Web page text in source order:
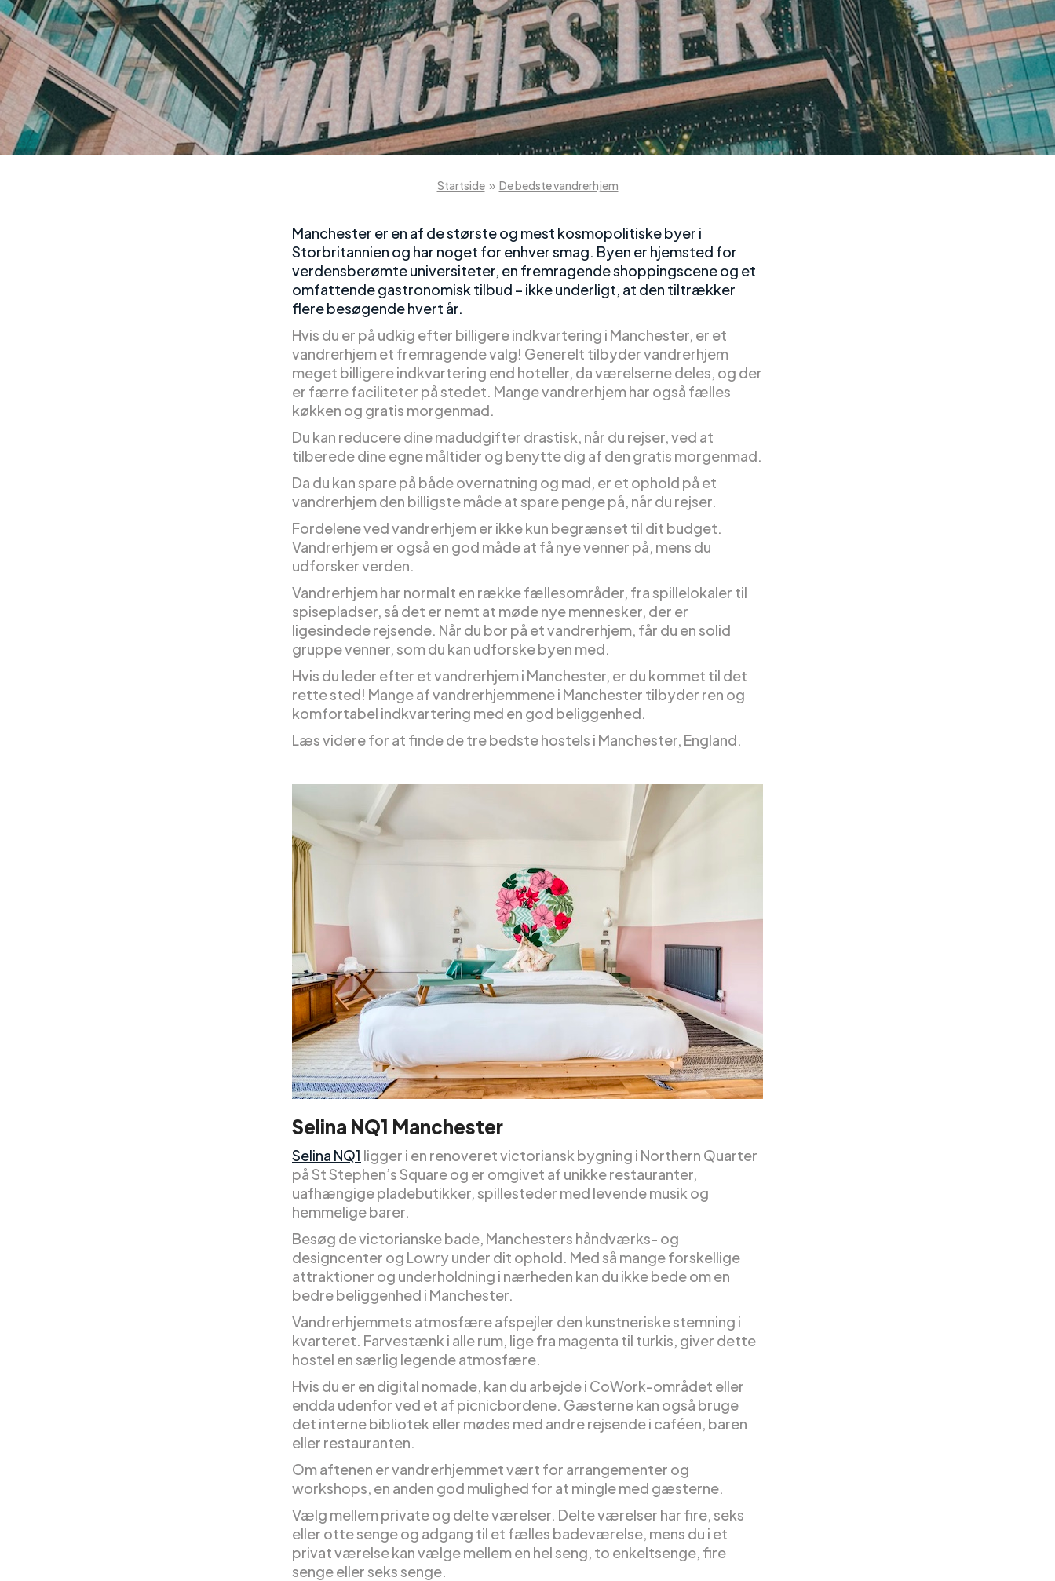
Startside » De bedste vandrerhjem
Manchester er en af de største og mest kosmopolitiske byer i
Storbritannien og har noget for enhver smag. Byen er hjemsted for
verdensberømte universiteter, en fremragende shoppingscene og et
omfattende gastronomisk tilbud – ikke underligt, at den tiltrækker
flere besøgende hvert år.
Hvis du er på udkig efter billigere indkvartering i Manchester, er et
vandrerhjem et fremragende valg! Generelt tilbyder vandrerhjem
meget billigere indkvartering end hoteller, da værelserne deles, og der
er færre faciliteter på stedet. Mange vandrerhjem har også fælles
køkken og gratis morgenmad.
Du kan reducere dine madudgifter drastisk, når du rejser, ved at
tilberede dine egne måltider og benytte dig af den gratis morgenmad.
Da du kan spare på både overnatning og mad, er et ophold på et
vandrerhjem den billigste måde at spare penge på, når du rejser.
Fordelene ved vandrerhjem er ikke kun begrænset til dit budget.
Vandrerhjem er også en god måde at få nye venner på, mens du
udforsker verden.
Vandrerhjem har normalt en række fællesområder, fra spillelokaler til
spisepladser, så det er nemt at møde nye mennesker, der er
ligesindede rejsende. Når du bor på et vandrerhjem, får du en solid
gruppe venner, som du kan udforske byen med.
Hvis du leder efter et vandrerhjem i Manchester, er du kommet til det
rette sted! Mange af vandrerhjemmene i Manchester tilbyder ren og
komfortabel indkvartering med en god beliggenhed.
Læs videre for at finde de tre bedste hostels i Manchester, England.
Selina NQ1 Manchester
Selina NQ1 ligger i en renoveret victoriansk bygning i Northern Quarter
på St Stephen’s Square og er omgivet af unikke restauranter,
uafhængige pladebutikker, spillesteder med levende musik og
hemmelige barer.
Besøg de victorianske bade, Manchesters håndværks- og
designcenter og Lowry under dit ophold. Med så mange forskellige
attraktioner og underholdning i nærheden kan du ikke bede om en
bedre beliggenhed i Manchester.
Vandrerhjemmets atmosfære afspejler den kunstneriske stemning i
kvarteret. Farvestænk i alle rum, lige fra magenta til turkis, giver dette
hostel en særlig legende atmosfære.
Hvis du er en digital nomade, kan du arbejde i CoWork-området eller
endda udenfor ved et af picnicbordene. Gæsterne kan også bruge
det interne bibliotek eller mødes med andre rejsende i caféen, baren
eller restauranten.
Om aftenen er vandrerhjemmet vært for arrangementer og
workshops, en anden god mulighed for at mingle med gæsterne.
Vælg mellem private og delte værelser. Delte værelser har fire, seks
eller otte senge og adgang til et fælles badeværelse, mens du i et
privat værelse kan vælge mellem en hel seng, to enkeltsenge, fire
senge eller seks senge.